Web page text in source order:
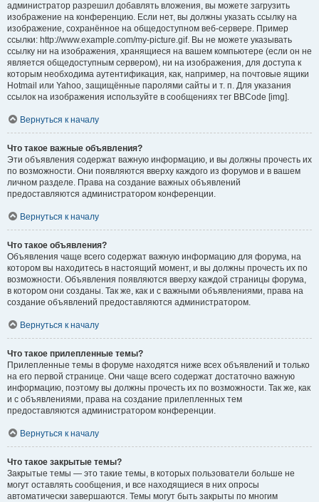
администратор разрешил добавлять вложения, вы можете загрузить
изображение на конференцию. Если нет, вы должны указать ссылку на
изображение, сохранённое на общедоступном веб-сервере. Пример
ссылки: http://www.example.com/my-picture.gif. Вы не можете указывать
ссылку ни на изображения, хранящиеся на вашем компьютере (если он не
является общедоступным сервером), ни на изображения, для доступа к
которым необходима аутентификация, как, например, на почтовые ящики
Hotmail или Yahoo, защищённые паролями сайты и т. п. Для указания
ссылок на изображения используйте в сообщениях тег BBCode [img].
Вернуться к началу
Что такое важные объявления?
Эти объявления содержат важную информацию, и вы должны прочесть их
по возможности. Они появляются вверху каждого из форумов и в вашем
личном разделе. Права на создание важных объявлений
предоставляются администратором конференции.
Вернуться к началу
Что такое объявления?
Объявления чаще всего содержат важную информацию для форума, на
котором вы находитесь в настоящий момент, и вы должны прочесть их по
возможности. Объявления появляются вверху каждой страницы форума,
в котором они созданы. Так же, как и с важными объявлениями, права на
создание объявлений предоставляются администратором.
Вернуться к началу
Что такое прилепленные темы?
Прилепленные темы в форуме находятся ниже всех объявлений и только
на его первой странице. Они чаще всего содержат достаточно важную
информацию, поэтому вы должны прочесть их по возможности. Так же, как
и с объявлениями, права на создание прилепленных тем
предоставляются администратором конференции.
Вернуться к началу
Что такое закрытые темы?
Закрытые темы — это такие темы, в которых пользователи больше не
могут оставлять сообщения, и все находящиеся в них опросы
автоматически завершаются. Темы могут быть закрыты по многим